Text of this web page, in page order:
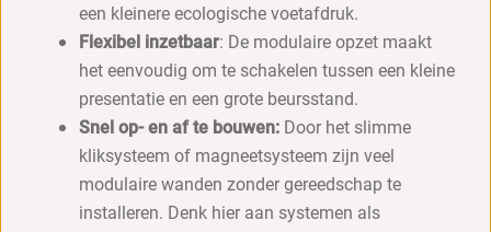
een kleinere ecologische voetafdruk.
Flexibel inzetbaar: De modulaire opzet maakt
het eenvoudig om te schakelen tussen een kleine
presentatie en een grote beursstand.
Snel op- en af te bouwen: Door het slimme
kliksysteem of magneetsysteem zijn veel
modulaire wanden zonder gereedschap te
installeren. Denk hier aan systemen als